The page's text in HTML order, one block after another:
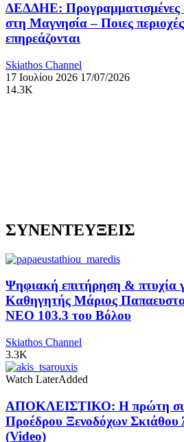
ΔΕΔΔΗΕ: Προγραμματισμένες
στη Μαγνησία – Ποιες
επηρεάζονται
Skiathos Channel
17 Ιουλίου 2026 17/07/2026
14.3K
ΣΥΝΕΝΤΕΥΞΕΙΣ
Ψηφιακή επιτήρηση & πτυχία
Καθηγητής Μάριος
NEO 103.3 του Βόλου
Skiathos Channel
3.3K
Watch LaterAdded
ΑΠΟΚΛΕΙΣΤΙΚΟ: Η πρώτη
Προέδρου Ξενοδόχων
(Video)